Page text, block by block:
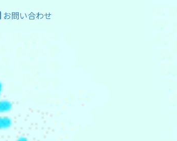
お問い合わせ